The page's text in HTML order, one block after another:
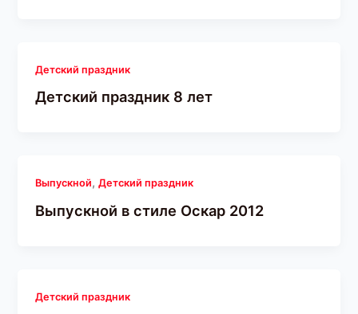
Детский праздник
Детский праздник 8 лет
Выпускной,Детский праздник
Выпускной в стиле Оскар 2012
Детский праздник